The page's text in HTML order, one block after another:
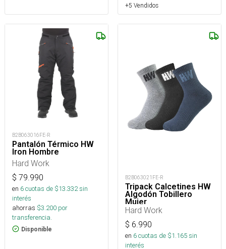
+5 Vendidos
B2B063016FE-R
Pantalón Térmico HW
Iron Hombre
Hard Work
$ 79.990
en 6cuotas de $13.332sin
interés
ahorras $3.200 por
transferencia.
Disponible
B2B063021FE-R
Tripack Calcetines HW
Algodón Tobillero
Mujer
Hard Work
$ 6.990
en 6cuotas de $1.165sin
interés